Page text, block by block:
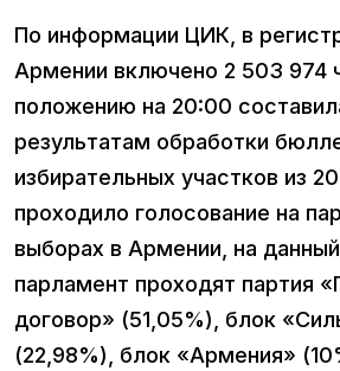
По информации ЦИК, в
Армении включено 2 503 974
положению на 20:00
результатам обработки
избирательных участков из
проходило голосование на
выборах в Армении, на
парламент проходят партия
договор» (51,05%), блок
(22,98%), блок «Армения»